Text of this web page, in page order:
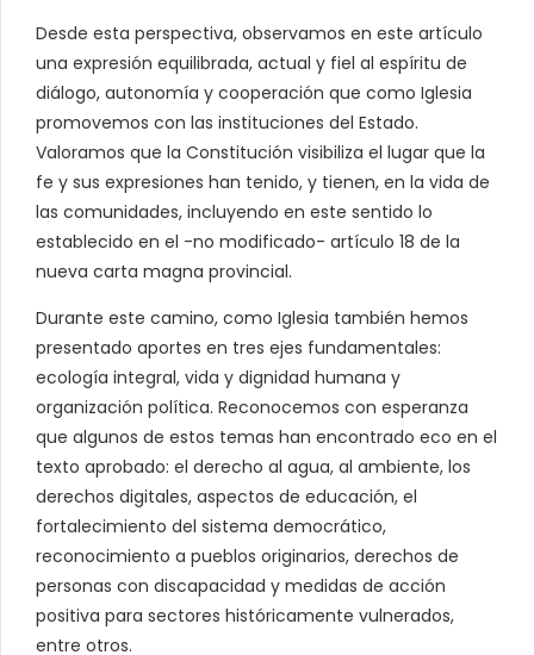
Desde esta perspectiva, observamos en este artículo
una expresión equilibrada, actual y fiel al espíritu de
diálogo, autonomía y cooperación que como Iglesia
promovemos con las instituciones del Estado.
Valoramos que la Constitución visibiliza el lugar que la
fe y sus expresiones han tenido, y tienen, en la vida de
las comunidades, incluyendo en este sentido lo
establecido en el -no modificado- artículo 18 de la
nueva carta magna provincial.
Durante este camino, como Iglesia también hemos
presentado aportes en tres ejes fundamentales:
ecología integral, vida y dignidad humana y
organización política. Reconocemos con esperanza
que algunos de estos temas han encontrado eco en el
texto aprobado: el derecho al agua, al ambiente, los
derechos digitales, aspectos de educación, el
fortalecimiento del sistema democrático,
reconocimiento a pueblos originarios, derechos de
personas con discapacidad y medidas de acción
positiva para sectores históricamente vulnerados,
entre otros.